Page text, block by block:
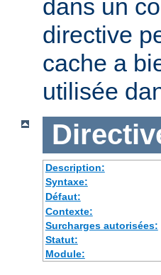
dans un
directive
cache a
utilisée
Description:
Syntaxe:
Défaut:
Contexte:
Surcharges autorisées:
Statut:
Module: